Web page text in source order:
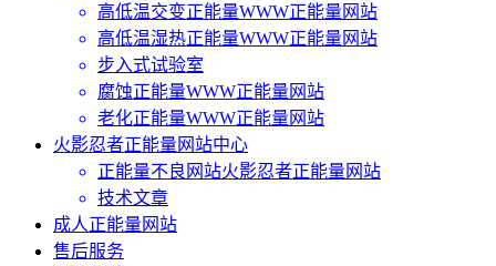
高低温交变正能量WWW正能量网站
高低温湿热正能量WWW正能量网站
步入式试验室
腐蚀正能量WWW正能量网站
老化正能量WWW正能量网站
火影忍者正能量网站中心
正能量不良网站火影忍者正能量网站
技术文章
成人正能量网站
售后服务